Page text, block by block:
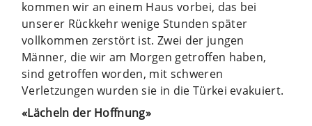
kommen wir an einem Haus vorbei, das bei
unserer Rückkehr wenige Stunden später
vollkommen zerstört ist. Zwei der jungen
Männer, die wir am Morgen getroffen haben,
sind getroffen worden, mit schweren
Verletzungen wurden sie in die Türkei evakuiert.
«Lächeln der Hoffnung»